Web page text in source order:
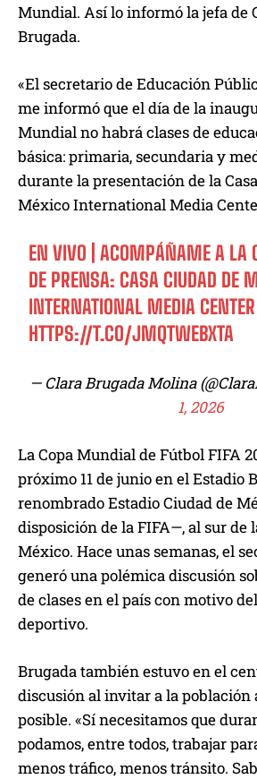
Mundial. Así lo informó la jefa de
Brugada.
«El secretario de Educación
me informó que el día de la
Mundial no habrá clases de
básica: primaria, secundaria y
durante la presentación de la
México International Media
EN VIVO | ACOMPÁÑAME A LA
DE PRENSA: CASA CIUDAD DE
INTERNATIONAL MEDIA CENTER
HTTPS://T.CO/JMQTWEBXTA
— Clara Brugada Molina
1, 2026
La Copa Mundial de Fútbol FIFA
próximo 11 de junio en el Estadio
renombrado Estadio Ciudad de
disposición de la FIFA—, al sur de
México. Hace unas semanas, el
generó una polémica discusión
de clases en el país con motivo
deportivo.
Brugada también estuvo en el
discusión al invitar a la población
posible. «Sí necesitamos que
podamos, entre todos, trabajar
menos tráfico, menos tránsito.